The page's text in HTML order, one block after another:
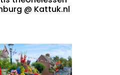
@ Kattuk.nl